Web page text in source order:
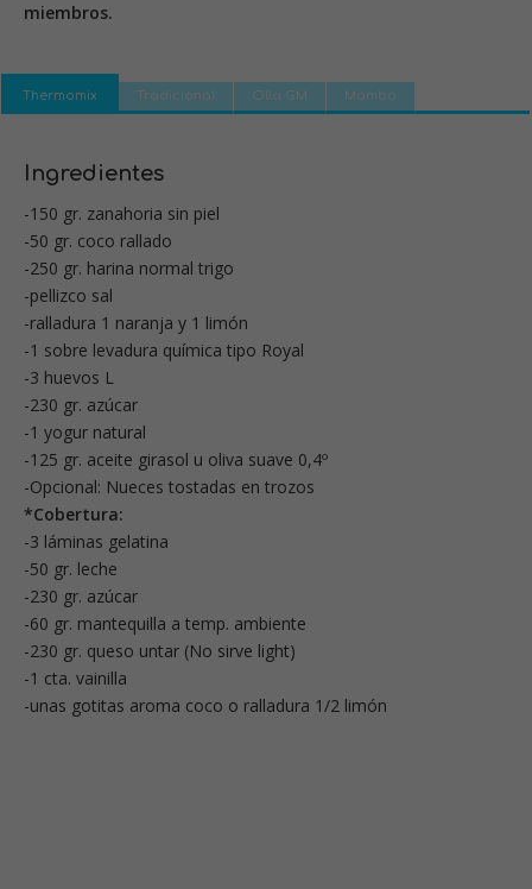
miembros.
Thermomix Tradicional Olla GM Mambo
Ingredientes
-150 gr. zanahoria sin piel
-50 gr. coco rallado
-250 gr. harina normal trigo
-pellizco sal
-ralladura 1 naranja y 1 limón
-1 sobre levadura química tipo Royal
-3 huevos L
-230 gr. azúcar
-1 yogur natural
-125 gr. aceite girasol u oliva suave 0,4º
-Opcional: Nueces tostadas en trozos
*Cobertura:
-3 láminas gelatina
-50 gr. leche
-230 gr. azúcar
-60 gr. mantequilla a temp. ambiente
-230 gr. queso untar (No sirve light)
-1 cta. vainilla
-unas gotitas aroma coco o ralladura 1/2 limón